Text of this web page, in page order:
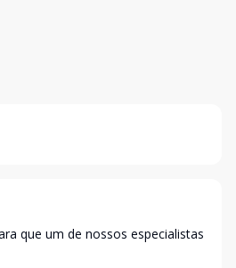
que um de nossos especialistas